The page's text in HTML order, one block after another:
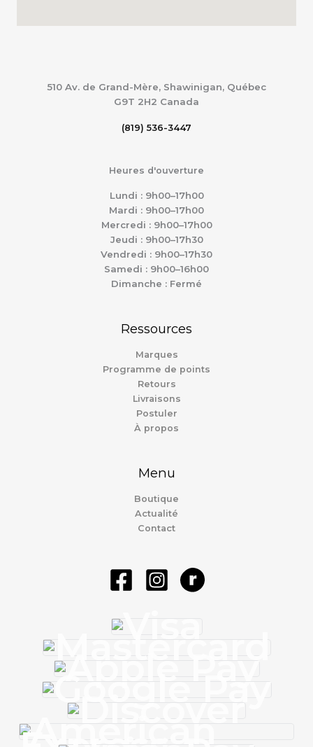
510 Av. de Grand-Mère, Shawinigan, Québec
G9T 2H2 Canada
(819) 536-3447
Heures d'ouverture
Lundi : 9h00–17h00
Mardi : 9h00–17h00
Mercredi : 9h00–17h00
Jeudi : 9h00–17h30
Vendredi : 9h00–17h30
Samedi : 9h00–16h00
Dimanche : Fermé
Ressources
Marques
Programme de points
Retours
Livraisons
Postuler
À propos
Menu
Boutique
Actualité
Contact